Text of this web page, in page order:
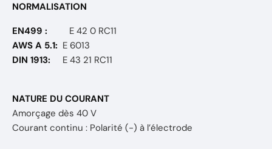
NORMALISATION
EN499 :
E 42 0 RC11
AWS A 5.1: E 6013
DIN 1913: E 43 21 RC11
NATURE DU COURANT
Amorçage dès 40 V
Courant continu : Polarité (-) à l’électrode